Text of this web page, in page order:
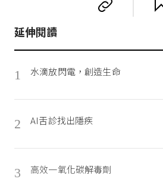
延伸閱讀
1 水滴放閃電，創造生命
2 AI舌診找出隱疾
3 高效一氧化碳解毒劑